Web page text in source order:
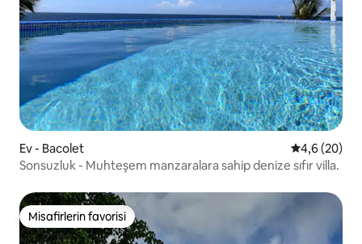
Ev - Bacolet 5 üzerinden
4,6 (20)
Sonsuzluk - Muhteşem manzaralara sahip denize sıfır villa.
Misafirlerin favorisi
Misafirlerin favorisi